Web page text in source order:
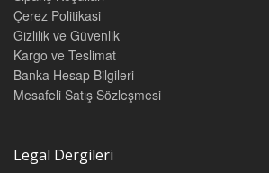
Çerez Politikasi
Gizlilik ve Güvenlik
Kargo ve Teslimat
Banka Hesap Bilgileri
Mesafeli Satış Sözleşmesi
Legal Dergileri